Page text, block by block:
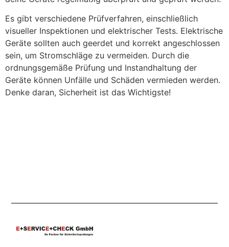
Es gibt verschiedene Prüfverfahren, einschließlich
visueller Inspektionen und elektrischer Tests. Elektrische
Geräte sollten auch geerdet und korrekt angeschlossen
sein, um Stromschläge zu vermeiden. Durch die
ordnungsgemäße Prüfung und Instandhaltung der
Geräte können Unfälle und Schäden vermieden werden.
Denke daran, Sicherheit ist das Wichtigste!